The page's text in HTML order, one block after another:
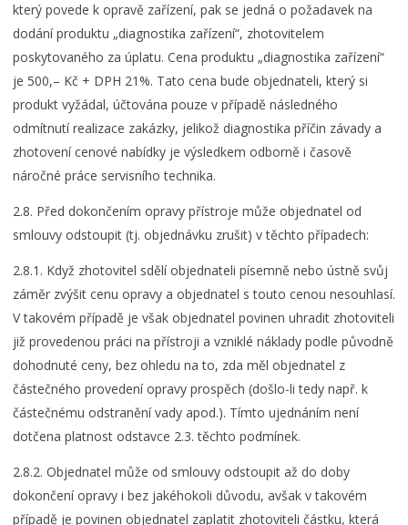
který povede k opravě zařízení, pak se jedná o požadavek na
dodání produktu „diagnostika zařízení“, zhotovitelem
poskytovaného za úplatu. Cena produktu „diagnostika zařízení“
je 500,– Kč + DPH 21%. Tato cena bude objednateli, který si
produkt vyžádal, účtována pouze v případě následného
odmítnutí realizace zakázky, jelikož diagnostika příčin závady a
zhotovení cenové nabídky je výsledkem odborně i časově
náročné práce servisního technika.
2.8. Před dokončením opravy přístroje může objednatel od
smlouvy odstoupit (tj. objednávku zrušit) v těchto případech:
2.8.1. Když zhotovitel sdělí objednateli písemně nebo ústně svůj
záměr zvýšit cenu opravy a objednatel s touto cenou nesouhlasí.
V takovém případě je však objednatel povinen uhradit zhotoviteli
již provedenou práci na přístroji a vzniklé náklady podle původně
dohodnuté ceny, bez ohledu na to, zda měl objednatel z
částečného provedení opravy prospěch (došlo-li tedy např. k
částečnému odstranění vady apod.). Tímto ujednáním není
dotčena platnost odstavce 2.3. těchto podmínek.
2.8.2. Objednatel může od smlouvy odstoupit až do doby
dokončení opravy i bez jakéhokoli důvodu, avšak v takovém
případě je povinen objednatel zaplatit zhotoviteli částku, která